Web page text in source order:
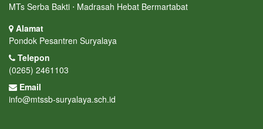
MTs Serba Bakti ⋅ Madrasah Hebat Bermartabat
Alamat
Pondok Pesantren Suryalaya
Telepon
(0265) 2461103
Email
info@mtssb-suryalaya.sch.id